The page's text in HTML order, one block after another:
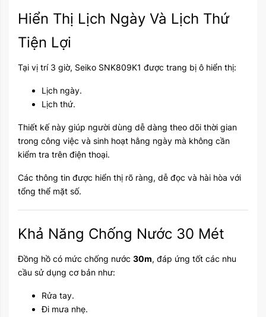
Hiển Thị Lịch Ngày Và Lịch Thứ
Tiện Lợi
Tại vị trí 3 giờ, Seiko SNK809K1 được trang bị ô hiển thị:
Lịch ngày.
Lịch thứ.
Thiết kế này giúp người dùng dễ dàng theo dõi thời gian
trong công việc và sinh hoạt hằng ngày mà không cần
kiểm tra trên điện thoại.
Các thông tin được hiển thị rõ ràng, dễ đọc và hài hòa với
tổng thể mặt số.
Khả Năng Chống Nước 30 Mét
Đồng hồ có mức chống nước 30m, đáp ứng tốt các nhu
cầu sử dụng cơ bản như:
Rửa tay.
Đi mưa nhẹ.